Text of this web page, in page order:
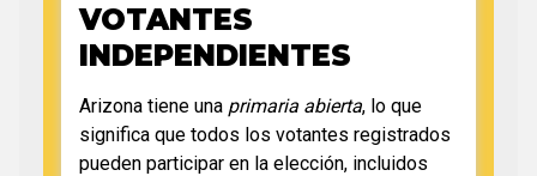
VOTANTES
INDEPENDIENTES
Arizona tiene una primaria abierta, lo que
significa que todos los votantes registrados
pueden participar en la elección, incluidos